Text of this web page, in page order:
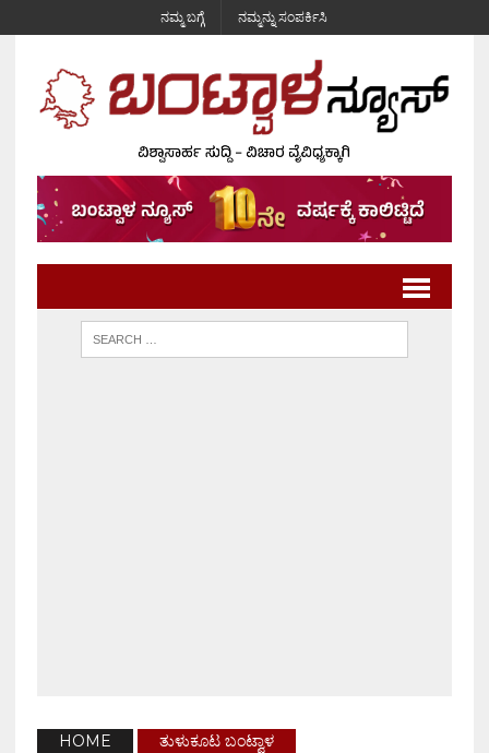
ನಮ್ಮ ಬಗ್ಗೆ ನಮ್ಮನ್ನು ಸಂಪರ್ಕಿಸಿ
HOME ತುಳುಕೂಟ ಬಂಟ್ವಾಳ